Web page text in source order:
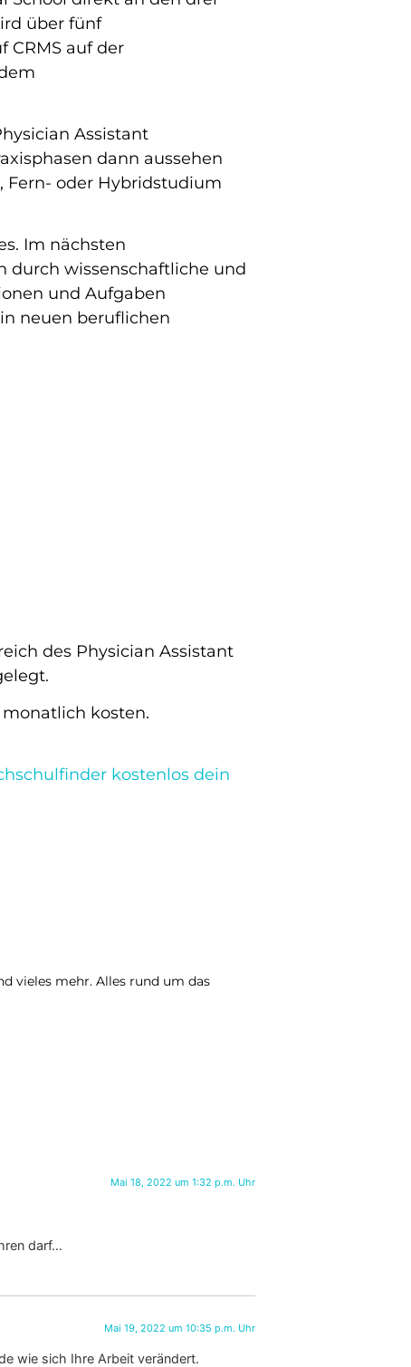
über fünf
CRMS auf der
Assistant
dann aussehen
Fern- oder Hybridstudium
Im nächsten
durch wissenschaftliche und
und Aufgaben
neuen beruflichen
des Physician Assistant
kosten.
kostenlos dein
vieles mehr. Alles rund um das
Mai 18, 2022 um 1:32 p.m. Uhr
darf…
Mai 19, 2022 um 10:35 p.m. Uhr
wie sich Ihre Arbeit verändert.